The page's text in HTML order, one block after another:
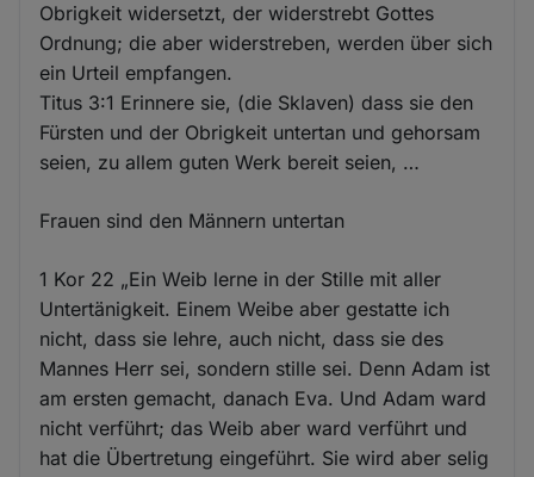
Obrigkeit widersetzt, der widerstrebt Gottes
Ordnung; die aber widerstreben, werden über sich
ein Urteil empfangen.
Titus 3:1 Erinnere sie, (die Sklaven) dass sie den
Fürsten und der Obrigkeit untertan und gehorsam
seien, zu allem guten Werk bereit seien, …
Frauen sind den Männern untertan
1 Kor 22 „Ein Weib lerne in der Stille mit aller
Untertänigkeit. Einem Weibe aber gestatte ich
nicht, dass sie lehre, auch nicht, dass sie des
Mannes Herr sei, sondern stille sei. Denn Adam ist
am ersten gemacht, danach Eva. Und Adam ward
nicht verführt; das Weib aber ward verführt und
hat die Übertretung eingeführt. Sie wird aber selig